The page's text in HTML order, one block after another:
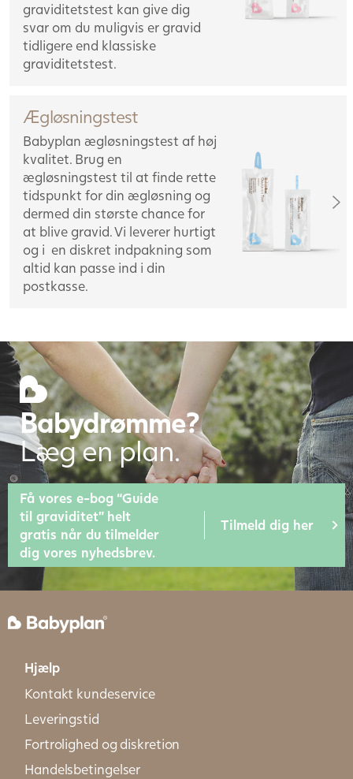
graviditetstest kan give dig
svar om du muligvis er gravid
tidligere end klassiske
graviditetstest.
Ægløsningstest
Babyplan ægløsningstest af høj
kvalitet. Brug en
ægløsningstest til at finde rette
tidspunkt for din ægløsning og
dermed din største chance for
at blive gravid. Vi leverer hurtigt
og i en diskret indpakning som
altid kan passe ind i din
postkasse.
Babydrømme?
Læg en plan.
Få vores e-bog “Guide
til graviditet” helt
gratis når du tilmelder
dig vores nyhedsbrev.
Tilmeld dig her
Hjælp
Kontakt kundeservice
Leveringstid
Fortrolighed og diskretion
Handelsbetingelser